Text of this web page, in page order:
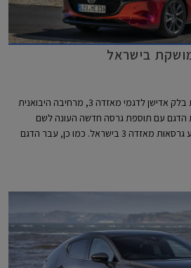
כחודשיים לאחר השקת גרסאות בלק אדישן לדגמי מאזדה 3, מרחיבה היבואנית
הדגם עם תוספת גרסה חדשה העונה לשם
פרימיום ומתמקמת בראש היצע גרסאות מאזדה 3 בישראל. כמו כן, עבר הדגם